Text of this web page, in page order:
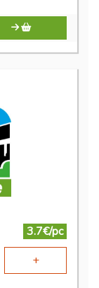
3.7€/pc
+